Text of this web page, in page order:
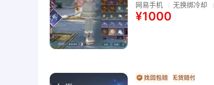
网易手机 无换绑冷却
¥1000